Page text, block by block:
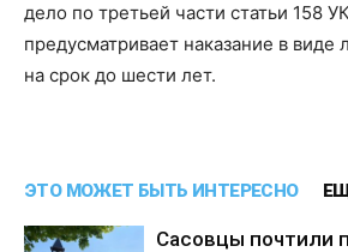
дело по третьей части статьи 158
предусматривает наказание в
на срок до шести лет.
ЭТО МОЖЕТ БЫТЬ ИНТЕРЕСНО
Сасовцы почтили